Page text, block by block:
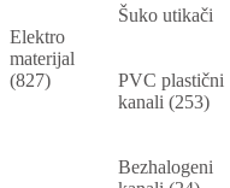
Elektro
materijal
(827)
Šuko utikači
PVC plastični
kanali (253)
Bezhalogeni